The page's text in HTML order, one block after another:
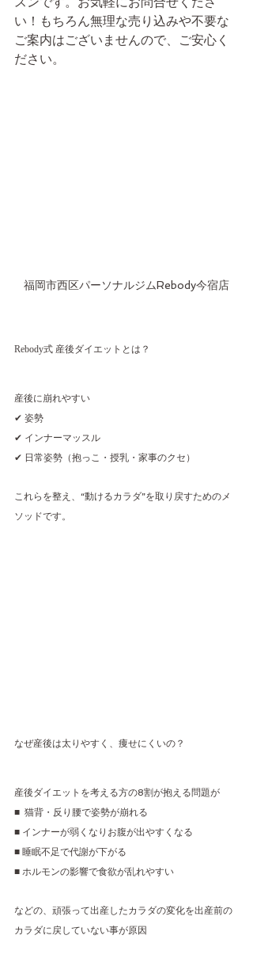
い！もちろん無理な売り込みや不要な
ご案内はございませんので、ご安心く
ださい。
福岡市西区パーソナルジムRebody今宿店
Rebody式 産後ダイエットとは？
産後に崩れやすい
✔ 姿勢
✔ インナーマッスル
✔ 日常姿勢（抱っこ・授乳・家事のクセ）
これらを整え、“動けるカラダ”を取り戻すためのメ
ソッドです。
なぜ産後は太りやすく、痩せにくいの？
産後ダイエットを考える方の8割が抱える問題が
■  猫背・反り腰で姿勢が崩れる
■ インナーが弱くなりお腹が出やすくなる
■ 睡眠不足で代謝が下がる
■ ホルモンの影響で食欲が乱れやすい
などの、頑張って出産したカラダの変化を出産前の
カラダに戻していない事が原因